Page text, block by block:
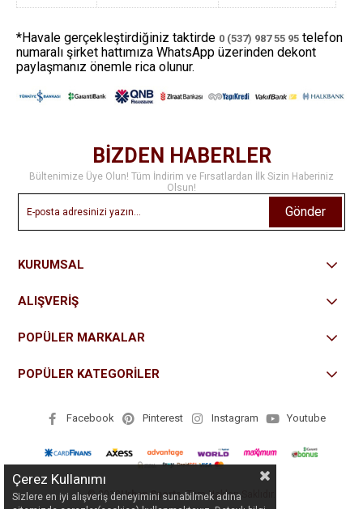
*Havale gerçekleştirdiğiniz taktirde 0 (537) 987 55 95 telefon
numaralı şirket hattımıza WhatsApp üzerinden dekont
paylaşmanız önemle rica olunur.
BİZDEN HABERLER
Bültenimize Üye Olun! Tüm İndirim ve Fırsatlardan İlk Sizin Haberiniz
Olsun!
Gönder
KURUMSAL
ALIŞVERİŞ
POPÜLER MARKALAR
POPÜLER KATEGORİLER
Facebook Pinterest Instagram Youtube
© 2018Urban Sports- Tüm Hakları Saklıdır.
Çerez Kullanımı
Sizlere en iyi alışveriş deneyimini sunabilmek adına